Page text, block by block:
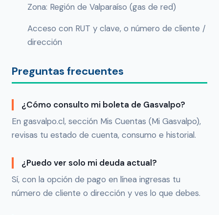
Zona: Región de Valparaíso (gas de red)
Acceso con RUT y clave, o número de cliente /
dirección
Preguntas frecuentes
¿Cómo consulto mi boleta de Gasvalpo?
En gasvalpo.cl, sección Mis Cuentas (Mi Gasvalpo),
revisas tu estado de cuenta, consumo e historial.
¿Puedo ver solo mi deuda actual?
Sí, con la opción de pago en línea ingresas tu
número de cliente o dirección y ves lo que debes.